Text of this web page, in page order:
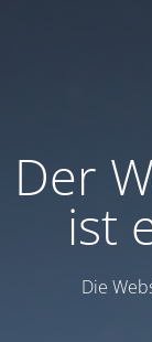
Der
ist
Die